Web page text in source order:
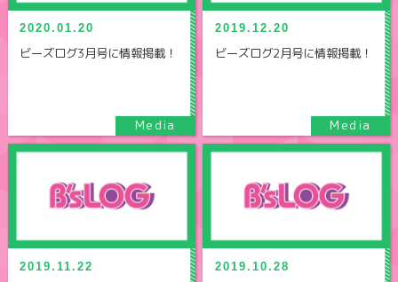
2020.01.20
ビーズログ3月号に情報掲載！
2019.12.20
ビーズログ2月号に情報掲載！
2019.11.22 2019.10.28